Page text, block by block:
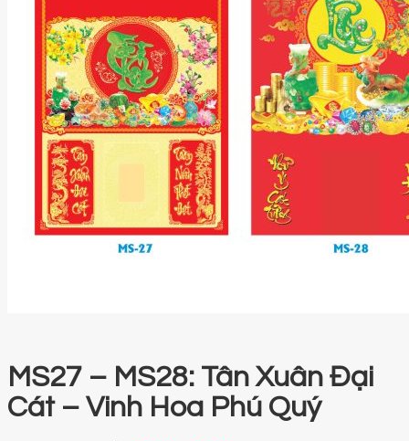
MS27 – MS28: Tân Xuân Đại
Cát – Vinh Hoa Phú Quý